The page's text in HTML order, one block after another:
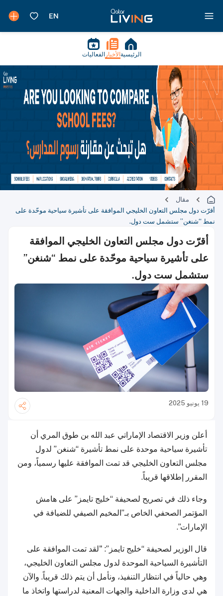
الرئيسية الأخبار الفعاليات
مقال
أقرّت دول مجلس التعاون الخليجي الموافقة على تأشيرة سياحية موحّدة على
نمط “شنغن” ستشمل ست دول.
أقرّت دول مجلس التعاون الخليجي الموافقة
على تأشيرة سياحية موحّدة على نمط “شنغن”
ستشمل ست دول.
19 يونيو 2025
أعلن وزير الاقتصاد الإماراتي عبد الله بن طوق المري أن
تأشيرة سياحية موحدة على نمط تأشيرة “شنغن” لدول
مجلس التعاون الخليجي قد تمت الموافقة عليها رسمياً، ومن
المقرر إطلاقها قريباً.
وجاء ذلك في تصريح لصحيفة “خليج تايمز” على هامش
المؤتمر الصحفي الخاص بـ”المخيم الصيفي للضيافة في
الإمارات”.
قال الوزير لصحيفة “خليج تايمز”: "لقد تمت الموافقة على
التأشيرة السياحية الموحدة لدول مجلس التعاون الخليجي،
وهي حالياً في انتظار التنفيذ، ونأمل أن يتم ذلك قريباً. والآن
هي لدى وزارة الداخلية والجهات المعنية لدراستها واتخاذ ما